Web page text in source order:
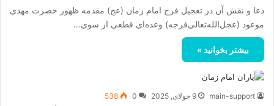
دعا و نقش آن در تعجیل فرج امام زمان (عج) مقدمه ظهور حضرت مهدی
موعود (عجل‌الله‌تعالی‌فرجه) وعده‌ای قطعی از سوی…
بیشتر بخوانید »
main-support 9 جولای, 2025 0
538